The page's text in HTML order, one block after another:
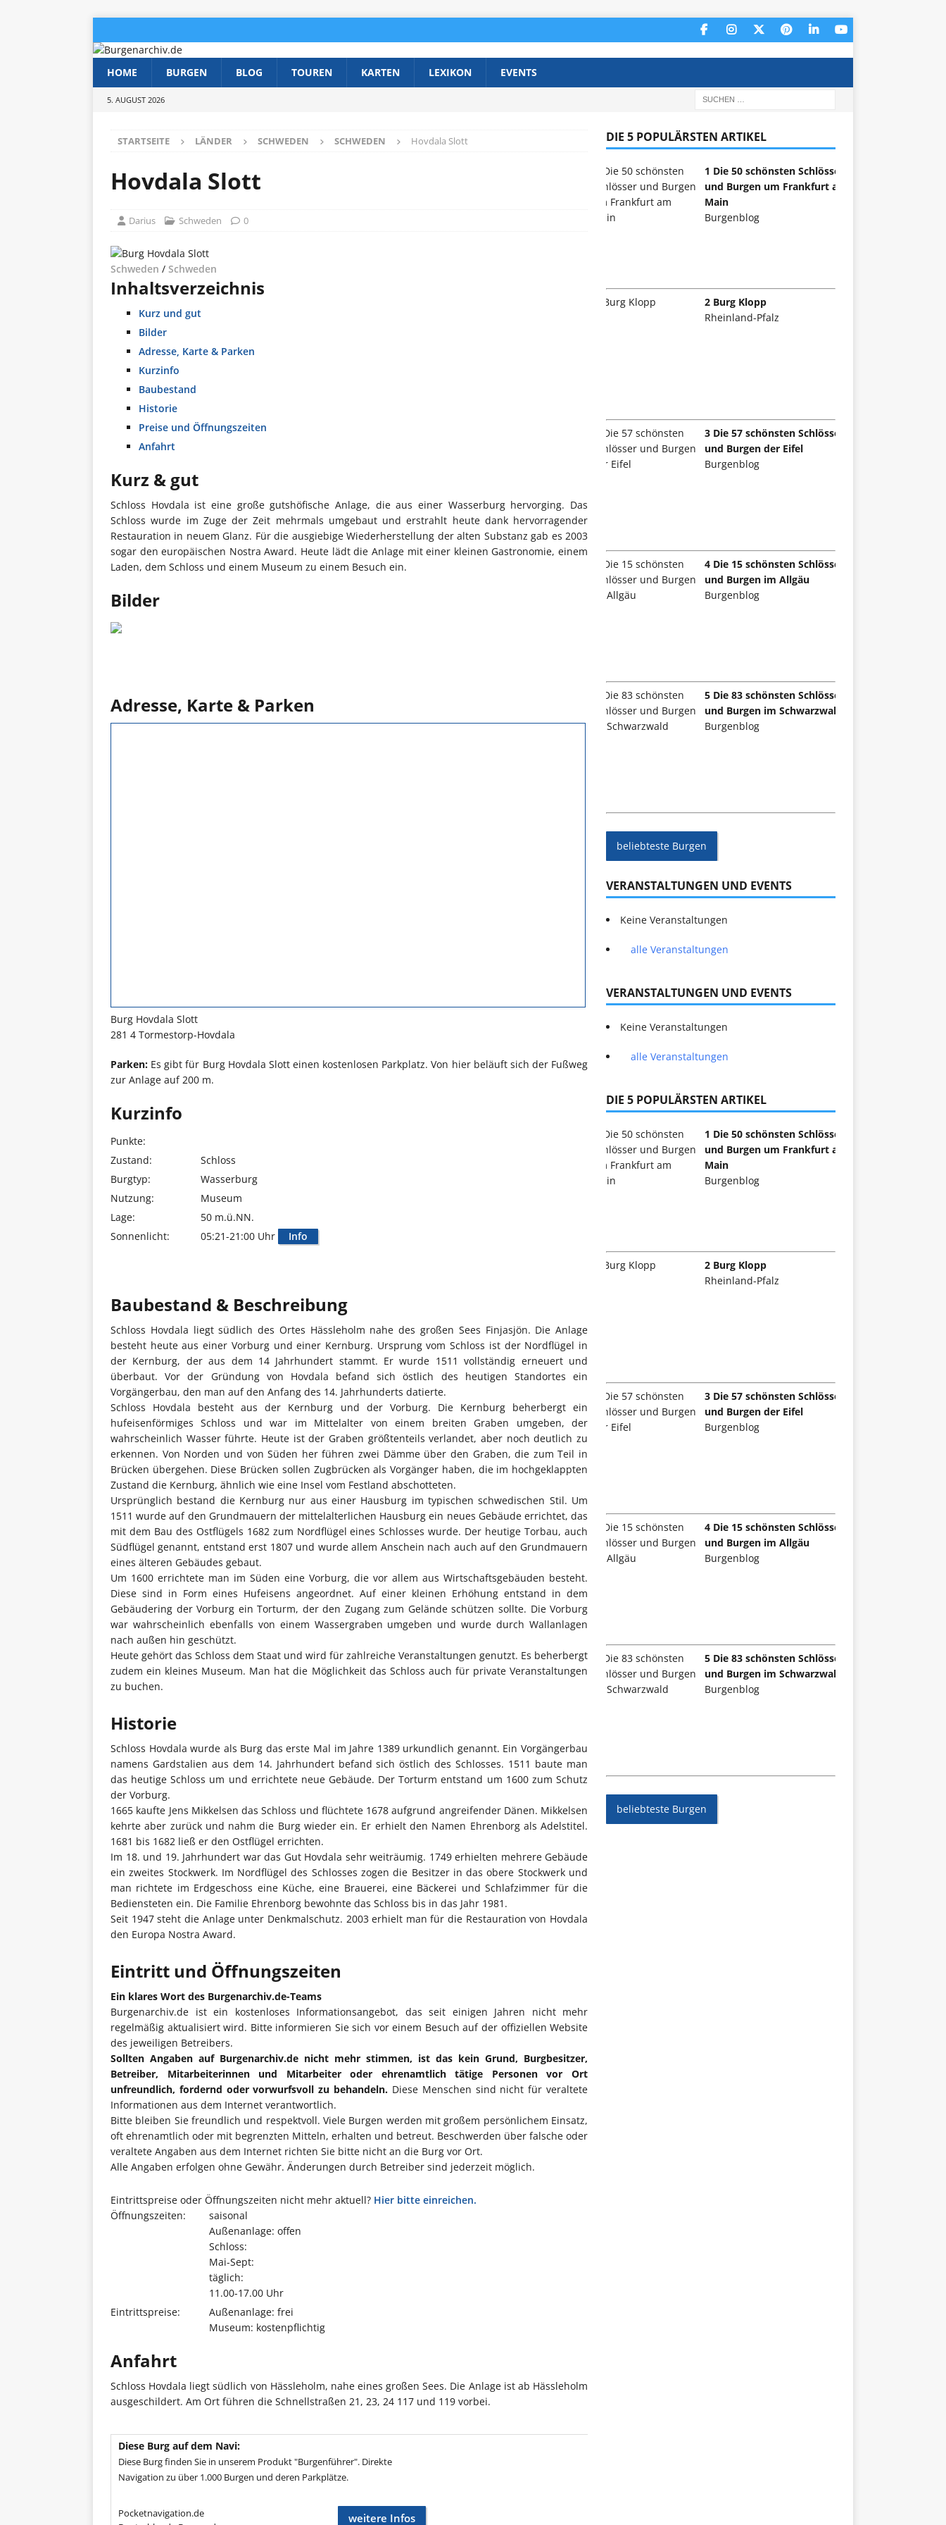
HOME BURGEN BLOG TOUREN KARTEN LEXIKON EVENTS
5. AUGUST 2026
STARTSEITE LÄNDER SCHWEDEN SCHWEDEN Hovdala Slott
Hovdala Slott
Darius Schweden 0
Schweden / Schweden
Inhaltsverzeichnis
Kurz und gut
Bilder
Adresse, Karte & Parken
Kurzinfo
Baubestand
Historie
Preise und Öffnungszeiten
Anfahrt
Kurz & gut
Schloss Hovdala ist eine große gutshöfische Anlage, die aus einer Wasserburg hervorging. Das
Schloss wurde im Zuge der Zeit mehrmals umgebaut und erstrahlt heute dank hervorragender
Restauration in neuem Glanz. Für die ausgiebige Wiederherstellung der alten Substanz gab es 2003
sogar den europäischen Nostra Award. Heute lädt die Anlage mit einer kleinen Gastronomie, einem
Laden, dem Schloss und einem Museum zu einem Besuch ein.
Bilder
Adresse, Karte & Parken
Burg Hovdala Slott
281 4 Tormestorp-Hovdala
Parken: Es gibt für Burg Hovdala Slott einen kostenlosen Parkplatz. Von hier beläuft sich der Fußweg
zur Anlage auf 200 m.
Kurzinfo
Punkte:
Zustand:
Schloss
Burgtyp:
Wasserburg
Nutzung:
Museum
Lage:
50 m.ü.NN.
Sonnenlicht:
05:21-21:00 Uhr Info
Baubestand & Beschreibung
Schloss Hovdala liegt südlich des Ortes Hässleholm nahe des großen Sees Finjasjön. Die Anlage
besteht heute aus einer Vorburg und einer Kernburg. Ursprung vom Schloss ist der Nordflügel in
der Kernburg, der aus dem 14 Jahrhundert stammt. Er wurde 1511 vollständig erneuert und
überbaut. Vor der Gründung von Hovdala befand sich östlich des heutigen Standortes ein
Vorgängerbau, den man auf den Anfang des 14. Jahrhunderts datierte.
Schloss Hovdala besteht aus der Kernburg und der Vorburg. Die Kernburg beherbergt ein
hufeisenförmiges Schloss und war im Mittelalter von einem breiten Graben umgeben, der
wahrscheinlich Wasser führte. Heute ist der Graben größtenteils verlandet, aber noch deutlich zu
erkennen. Von Norden und von Süden her führen zwei Dämme über den Graben, die zum Teil in
Brücken übergehen. Diese Brücken sollen Zugbrücken als Vorgänger haben, die im hochgeklappten
Zustand die Kernburg, ähnlich wie eine Insel vom Festland abschotteten.
Ursprünglich bestand die Kernburg nur aus einer Hausburg im typischen schwedischen Stil. Um
1511 wurde auf den Grundmauern der mittelalterlichen Hausburg ein neues Gebäude errichtet, das
mit dem Bau des Ostflügels 1682 zum Nordflügel eines Schlosses wurde. Der heutige Torbau, auch
Südflügel genannt, entstand erst 1807 und wurde allem Anschein nach auch auf den Grundmauern
eines älteren Gebäudes gebaut.
Um 1600 errichtete man im Süden eine Vorburg, die vor allem aus Wirtschaftsgebäuden besteht.
Diese sind in Form eines Hufeisens angeordnet. Auf einer kleinen Erhöhung entstand in dem
Gebäudering der Vorburg ein Torturm, der den Zugang zum Gelände schützen sollte. Die Vorburg
war wahrscheinlich ebenfalls von einem Wassergraben umgeben und wurde durch Wallanlagen
nach außen hin geschützt.
Heute gehört das Schloss dem Staat und wird für zahlreiche Veranstaltungen genutzt. Es beherbergt
zudem ein kleines Museum. Man hat die Möglichkeit das Schloss auch für private Veranstaltungen
zu buchen.
Historie
Schloss Hovdala wurde als Burg das erste Mal im Jahre 1389 urkundlich genannt. Ein Vorgängerbau
namens Gardstalien aus dem 14. Jahrhundert befand sich östlich des Schlosses. 1511 baute man
das heutige Schloss um und errichtete neue Gebäude. Der Torturm entstand um 1600 zum Schutz
der Vorburg.
1665 kaufte Jens Mikkelsen das Schloss und flüchtete 1678 aufgrund angreifender Dänen. Mikkelsen
kehrte aber zurück und nahm die Burg wieder ein. Er erhielt den Namen Ehrenborg als Adelstitel.
1681 bis 1682 ließ er den Ostflügel errichten.
Im 18. und 19. Jahrhundert war das Gut Hovdala sehr weiträumig. 1749 erhielten mehrere Gebäude
ein zweites Stockwerk. Im Nordflügel des Schlosses zogen die Besitzer in das obere Stockwerk und
man richtete im Erdgeschoss eine Küche, eine Brauerei, eine Bäckerei und Schlafzimmer für die
Bediensteten ein. Die Familie Ehrenborg bewohnte das Schloss bis in das Jahr 1981.
Seit 1947 steht die Anlage unter Denkmalschutz. 2003 erhielt man für die Restauration von Hovdala
den Europa Nostra Award.
Eintritt und Öffnungszeiten
Ein klares Wort des Burgenarchiv.de-Teams
Burgenarchiv.de ist ein kostenloses Informationsangebot, das seit einigen Jahren nicht mehr
regelmäßig aktualisiert wird. Bitte informieren Sie sich vor einem Besuch auf der offiziellen Website
des jeweiligen Betreibers.
Sollten Angaben auf Burgenarchiv.de nicht mehr stimmen, ist das kein Grund, Burgbesitzer,
Betreiber, Mitarbeiterinnen und Mitarbeiter oder ehrenamtlich tätige Personen vor Ort
unfreundlich, fordernd oder vorwurfsvoll zu behandeln. Diese Menschen sind nicht für veraltete
Informationen aus dem Internet verantwortlich.
Bitte bleiben Sie freundlich und respektvoll. Viele Burgen werden mit großem persönlichem Einsatz,
oft ehrenamtlich oder mit begrenzten Mitteln, erhalten und betreut. Beschwerden über falsche oder
veraltete Angaben aus dem Internet richten Sie bitte nicht an die Burg vor Ort.
Alle Angaben erfolgen ohne Gewähr. Änderungen durch Betreiber sind jederzeit möglich.
Eintrittspreise oder Öffnungszeiten nicht mehr aktuell? Hier bitte einreichen.
Öffnungszeiten:
saisonal
Außenanlage: offen
Schloss:
Mai-Sept:
täglich:
11.00-17.00 Uhr
Eintrittspreise:
Außenanlage: frei
Museum: kostenpflichtig
Anfahrt
Schloss Hovdala liegt südlich von Hässleholm, nahe eines großen Sees. Die Anlage ist ab Hässleholm
ausgeschildert. Am Ort führen die Schnellstraßen 21, 23, 24 117 und 119 vorbei.
Diese Burg auf dem Navi:
Diese Burg finden Sie in unserem Produkt "Burgenführer". Direkte
Navigation zu über 1.000 Burgen und deren Parkplätze.
Pocketnavigation.de
weitere Infos
DIE 5 POPULÄRSTEN ARTIKEL
1 Die 50 schönsten Schlösser
und Burgen um Frankfurt am
Main
Burgenblog
2 Burg Klopp
Rheinland-Pfalz
3 Die 57 schönsten Schlösser
und Burgen der Eifel
Burgenblog
4 Die 15 schönsten Schlösser
und Burgen im Allgäu
Burgenblog
5 Die 83 schönsten Schlösser
und Burgen im Schwarzwald
Burgenblog
beliebteste Burgen
VERANSTALTUNGEN UND EVENTS
Keine Veranstaltungen
alle Veranstaltungen
VERANSTALTUNGEN UND EVENTS
Keine Veranstaltungen
alle Veranstaltungen
DIE 5 POPULÄRSTEN ARTIKEL
1 Die 50 schönsten Schlösser
und Burgen um Frankfurt am
Main
Burgenblog
2 Burg Klopp
Rheinland-Pfalz
3 Die 57 schönsten Schlösser
und Burgen der Eifel
Burgenblog
4 Die 15 schönsten Schlösser
und Burgen im Allgäu
Burgenblog
5 Die 83 schönsten Schlösser
und Burgen im Schwarzwald
Burgenblog
beliebteste Burgen